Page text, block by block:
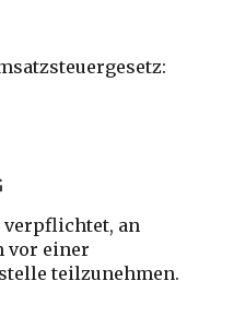
an
vor einer
teilzunehmen.